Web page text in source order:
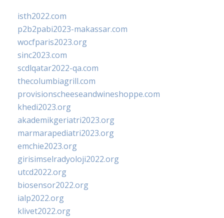
isth2022.com
p2b2pabi2023-makassar.com
wocfparis2023.org
sinc2023.com
scdlqatar2022-qa.com
thecolumbiagrill.com
provisionscheeseandwineshoppe.com
khedi2023.org
akademikgeriatri2023.org
marmarapediatri2023.org
emchie2023.org
girisimselradyoloji2022.org
utcd2022.org
biosensor2022.org
ialp2022.org
klivet2022.org